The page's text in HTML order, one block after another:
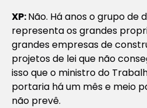
XP:Não. Há anos o grupo de
representa os grandes
grandes empresas de
projetos de lei que não
isso que o ministro do
portaria há um mês e meio
não prevê.